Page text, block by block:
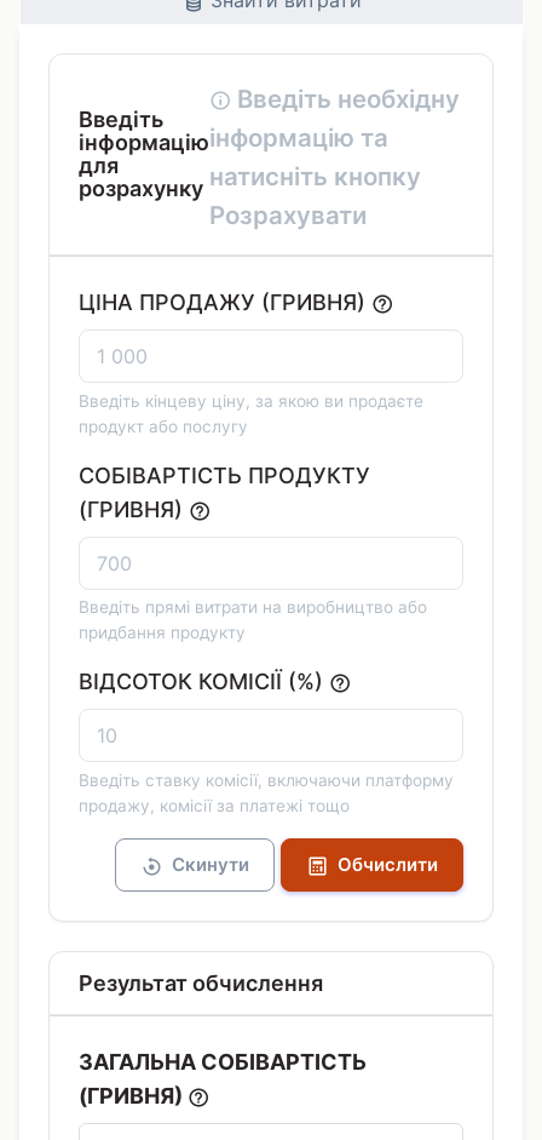
Введіть
інформацію
для
розрахунку
Введіть необхідну
інформацію та
натисніть кнопку
Розрахувати
ЦІНА ПРОДАЖУ (ГРИВНЯ)
Введіть кінцеву ціну, за якою ви продаєте
продукт або послугу
СОБІВАРТІСТЬ ПРОДУКТУ
(ГРИВНЯ)
Введіть прямі витрати на виробництво або
придбання продукту
ВІДСОТОК КОМІСІЇ (%)
Введіть ставку комісії, включаючи платформу
продажу, комісії за платежі тощо
Скинути Обчислити
Результат обчислення
ЗАГАЛЬНА СОБІВАРТІСТЬ
(ГРИВНЯ)